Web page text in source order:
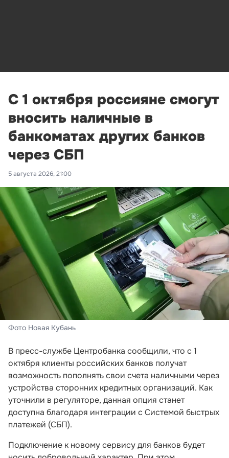
С 1 октября россияне смогут
вносить наличные в
банкоматах других банков
через СБП
5 августа 2026, 21:00
Фото Новая Кубань
В пресс-службе Центробанка сообщили, что с 1
октября клиенты российских банков получат
возможность пополнять свои счета наличными через
устройства сторонних кредитных организаций. Как
уточнили в регуляторе, данная опция станет
доступна благодаря интеграции с Системой быстрых
платежей (СБП).
Подключение к новому сервису для банков будет